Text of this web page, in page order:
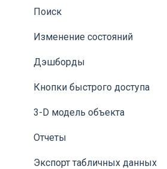
Поиск
Изменение состояний
Дэшборды
Кнопки быстрого доступа
3-D модель объекта
Отчеты
Экспорт табличных данных